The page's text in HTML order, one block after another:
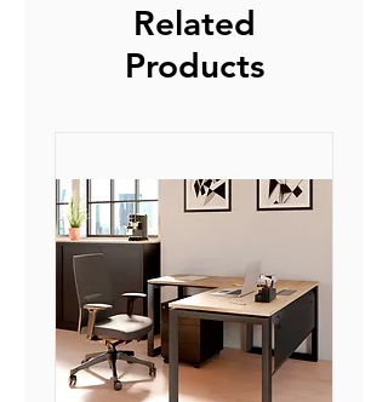
Related
Products